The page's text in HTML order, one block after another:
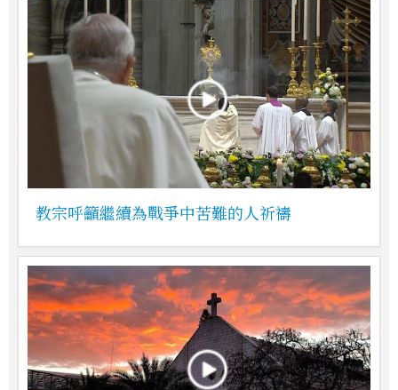
教宗呼籲繼續為戰爭中苦難的人祈禱